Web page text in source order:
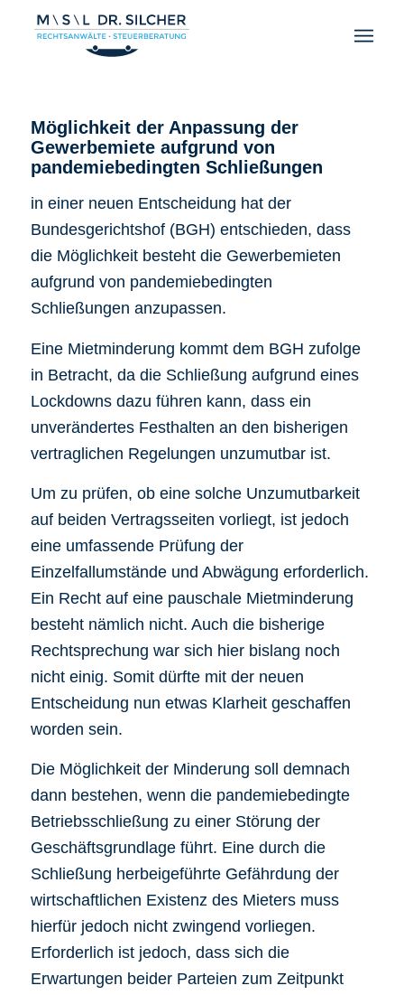
Möglichkeit der Anpassung der
Gewerbemiete aufgrund von
pandemiebedingten Schließungen
in einer neuen Entscheidung hat der
Bundesgerichtshof (BGH) entschieden, dass
die Möglichkeit besteht die Gewerbemieten
aufgrund von pandemiebedingten
Schließungen anzupassen.
Eine Mietminderung kommt dem BGH zufolge
in Betracht, da die Schließung aufgrund eines
Lockdowns dazu führen kann, dass ein
unverändertes Festhalten an den bisherigen
vertraglichen Regelungen unzumutbar ist.
Um zu prüfen, ob eine solche Unzumutbarkeit
auf beiden Vertragsseiten vorliegt, ist jedoch
eine umfassende Prüfung der
Einzelfallumstände und Abwägung erforderlich.
Ein Recht auf eine pauschale Mietminderung
besteht nämlich nicht. Auch die bisherige
Rechtsprechung war sich hier bislang noch
nicht einig. Somit dürfte mit der neuen
Entscheidung nun etwas Klarheit geschaffen
worden sein.
Die Möglichkeit der Minderung soll demnach
dann bestehen, wenn die pandemiebedingte
Betriebsschließung zu einer Störung der
Geschäftsgrundlage führt. Eine durch die
Schließung herbeigeführte Gefährdung der
wirtschaftlichen Existenz des Mieters muss
hierfür jedoch nicht zwingend vorliegen.
Erforderlich ist jedoch, dass sich die
Erwartungen beider Parteien zum Zeitpunkt